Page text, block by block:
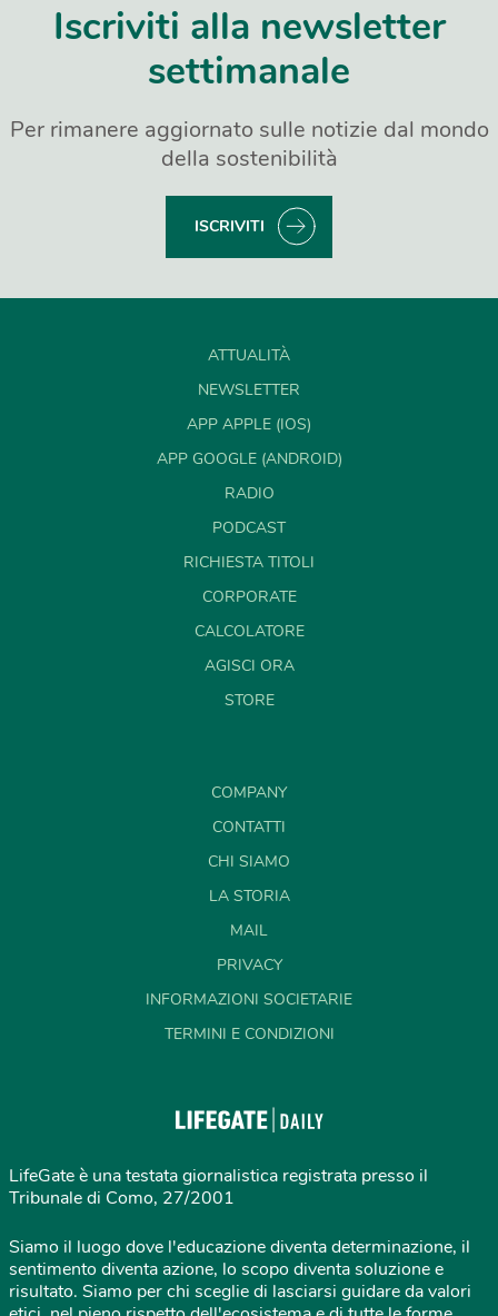
Iscriviti alla newsletter
settimanale
Per rimanere aggiornato sulle notizie dal mondo
della sostenibilità
ISCRIVITI
ATTUALITÀ
NEWSLETTER
APP APPLE (IOS)
APP GOOGLE (ANDROID)
RADIO
PODCAST
RICHIESTA TITOLI
CORPORATE
CALCOLATORE
AGISCI ORA
STORE
COMPANY
CONTATTI
CHI SIAMO
LA STORIA
MAIL
PRIVACY
INFORMAZIONI SOCIETARIE
TERMINI E CONDIZIONI
LifeGate è una testata giornalistica registrata presso il
Tribunale di Como, 27/2001
Siamo il luogo dove l'educazione diventa determinazione, il
sentimento diventa azione, lo scopo diventa soluzione e
risultato. Siamo per chi sceglie di lasciarsi guidare da valori